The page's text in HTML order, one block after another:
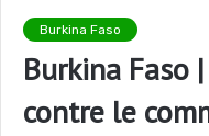
Burkina Faso
Burkina Faso
contre le